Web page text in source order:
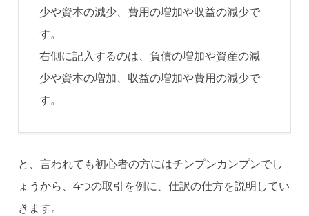
少や資本の減少、費用の増加や収益の減少で
す。
右側に記入するのは、負債の増加や資産の減
少や資本の増加、収益の増加や費用の減少で
す。
と、言われても初心者の方にはチンプンカンプンでし
ょうから、4つの取引を例に、仕訳の仕方を説明してい
きます。